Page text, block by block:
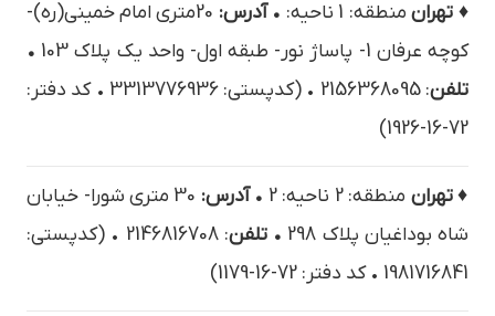
♦ تهران منطقه: 1 ناحیه: • آدرس:
20متري امام خميني(ره)-
كوچه عرفان 1- پاساژ نور- طبقه اول- واحد يك پلاک 103
•
تلفن
: 2156368095 • (کدپستی: 3313776936 • کد دفتر:
72-16-1926)
♦ تهران منطقه: 2 ناحیه: 2 • آدرس:
30 متری شورا- خیابان
شاه بوداغیان پلاک 298
• تلفن
: 2146816708 • (کدپستی:
1981716841 • کد دفتر: 72-16-1179)